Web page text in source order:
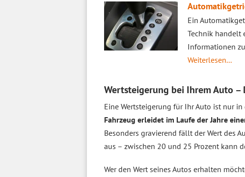
Ein
Technik handelt
Informationen
Weiterlesen...
Wertsteigerung bei Ihrem Auto –
Eine Wertsteigerung für Ihr Auto ist nur
Fahrzeug erleidet im Laufe der Jahre
Besonders gravierend fällt der Wert des
aus – zwischen 20 und 25 Prozent kann
Wer den Wert seines Autos erhalten